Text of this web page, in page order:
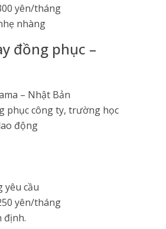
yên/tháng
nhàng
đồng phục –
– Nhật Bản
phục công ty, trường học
động
yêu cầu
yên/tháng
định.